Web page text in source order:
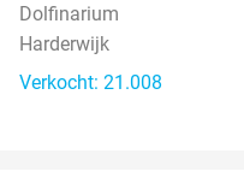
Dolfinarium
Harderwijk
Verkocht: 21.008